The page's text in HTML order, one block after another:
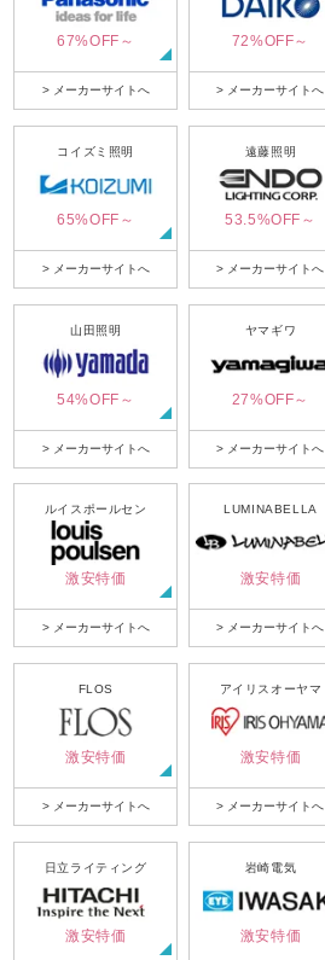
67%OFF～
> メーカーサイトへ
72%OFF～
> メーカーサイトへ
コイズミ照明
65%OFF～
> メーカーサイトへ
遠藤照明
53.5%OFF～
> メーカーサイトへ
山田照明
54%OFF～
> メーカーサイトへ
ヤマギワ
27%OFF～
> メーカーサイトへ
ルイスポールセン
激安特価
> メーカーサイトへ
LUMINABELLA
激安特価
> メーカーサイトへ
FLOS
激安特価
> メーカーサイトへ
アイリスオーヤマ
激安特価
> メーカーサイトへ
日立ライティング
激安特価
岩崎電気
激安特価